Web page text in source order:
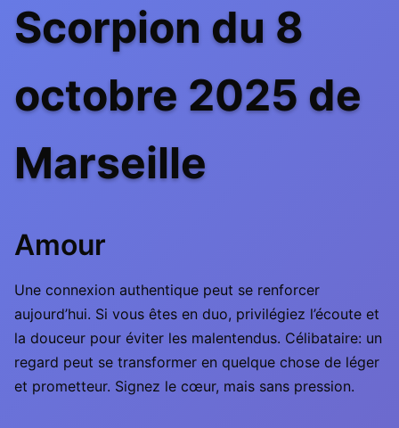
Scorpion du 8
octobre 2025 de
Marseille
Amour
Une connexion authentique peut se renforcer
aujourd’hui. Si vous êtes en duo, privilégiez l’écoute et
la douceur pour éviter les malentendus. Célibataire: un
regard peut se transformer en quelque chose de léger
et prometteur. Signez le cœur, mais sans pression.